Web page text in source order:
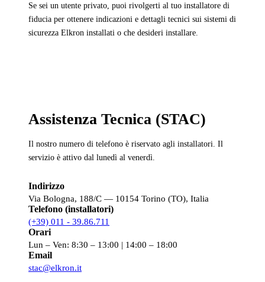
Se sei un utente privato, puoi rivolgerti al tuo installatore di
fiducia per ottenere indicazioni e dettagli tecnici sui sistemi di
sicurezza Elkron installati o che desideri installare.
Assistenza Tecnica (STAC)
Il nostro numero di telefono è riservato agli installatori. Il
servizio è attivo dal lunedì al venerdì.
Indirizzo
Via Bologna, 188/C — 10154 Torino (TO), Italia
Telefono (installatori)
(+39) 011 - 39.86.711
Orari
Lun – Ven: 8:30 – 13:00 | 14:00 – 18:00
Email
stac@elkron.it